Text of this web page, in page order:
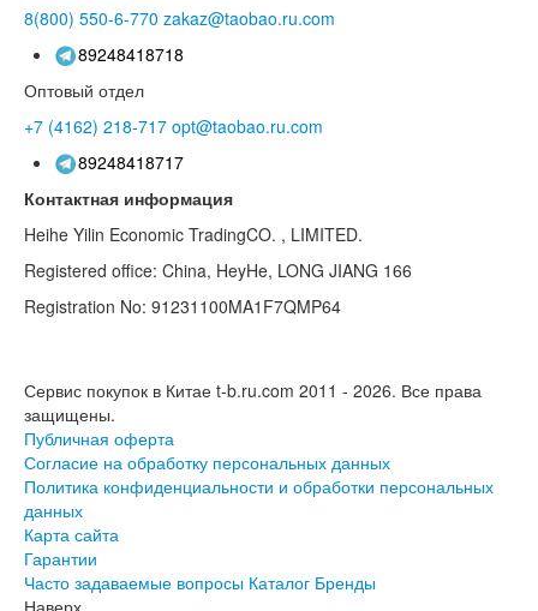
8(800) 550-6-770 zakaz@taobao.ru.com
89248418718
Оптовый отдел
+7 (4162) 218-717 opt@taobao.ru.com
89248418717
Контактная информация
Heihe Yilin Economic TradingCO. , LIMITED.
Registered office: China, HeyHe, LONG JIANG 166
Registration No: 91231100MA1F7QMP64
Сервис покупок в Китае t-b.ru.com 2011 - 2026. Все права
защищены.
Публичная оферта
Согласие на обработку персональных данных
Политика конфиденциальности и обработки персональных
данных
Карта сайта
Гарантии
Часто задаваемые вопросы Каталог Бренды
Наверх